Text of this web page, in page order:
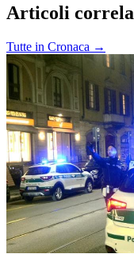
Articoli
Tutte in Cronaca →